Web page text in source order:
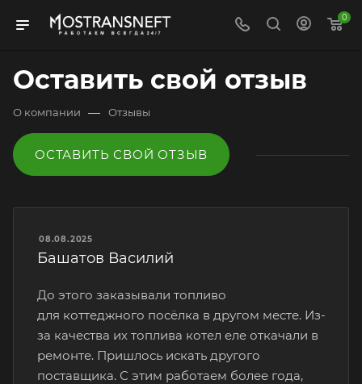
0
Оставить свой отзыв
О компании — Отзывы
ОСТАВИТЬ СВОЙ ОТЗЫВ
08.08.2025
Башатов Василий
До этого заказывали топливо
для коттеджного посёлка в другом месте. Из-
за качества их топлива котел еле откачали в
ремонте. Пришлось искать другого
поставщика. С этим работаем более года,